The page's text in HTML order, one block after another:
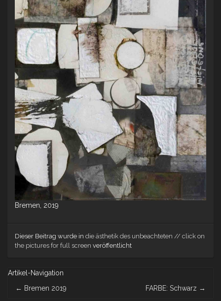
Bremen, 2019
Dieser Beitrag wurde in die ästhetik des unbeachteten // click on
the pictures for full screen veröffentlicht
Artikel-Navigation
← Bremen 2019 FARBE: Schwarz →